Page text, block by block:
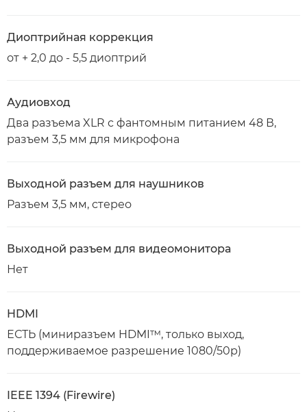
Диоптрийная коррекция
от + 2,0 до - 5,5 диоптрий
Аудиовход
Два разъема XLR с фантомным питанием 48 В,
разъем 3,5 мм для микрофона
Выходной разъем для наушников
Разъем 3,5 мм, стерео
Выходной разъем для видеомонитора
Нет
HDMI
ЕСТЬ (миниразъем HDMI™, только выход,
поддерживаемое разрешение 1080/50p)
IEEE 1394 (Firewire)